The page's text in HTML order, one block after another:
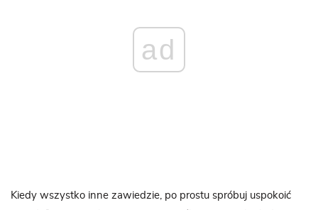
ad
Kiedy wszystko inne zawiedzie, po prostu spróbuj uspokoić